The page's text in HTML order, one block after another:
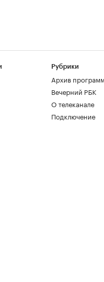
Рубрики
Архив программ
Вечерний РБК
О телеканале
Подключение